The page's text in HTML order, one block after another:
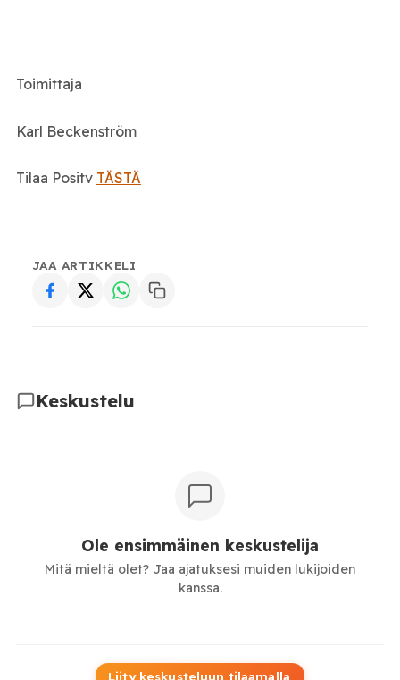
Toimittaja
Karl Beckenström
Tilaa Positv TÄSTÄ
JAA ARTIKKELI
Keskustelu
Ole ensimmäinen keskustelija
Mitä mieltä olet? Jaa ajatuksesi muiden lukijoiden
kanssa.
Liity keskusteluun tilaamalla